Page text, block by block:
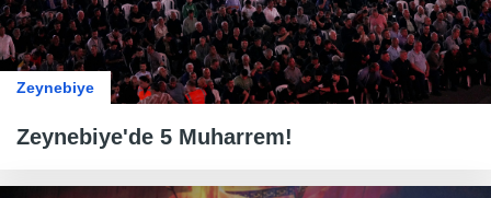
Zeynebiye
Zeynebiye'de 5 Muharrem!